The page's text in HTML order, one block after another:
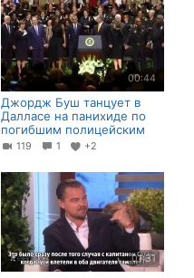
00:44
Джордж Буш танцует в
Далласе на панихиде по
погибшим полицейским
119 1 +2
01:31